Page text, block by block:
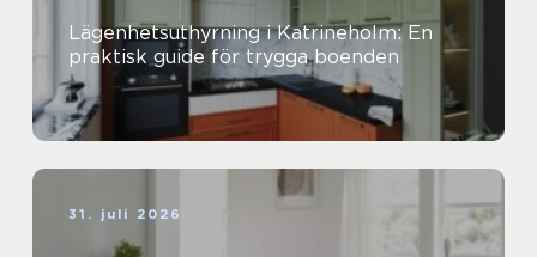
Lägenhetsuthyrning i Katrineholm: En
praktisk guide för trygga boenden
31. juli 2026